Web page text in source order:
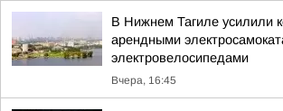
В Нижнем Тагиле усилили
арендными
электровелосипедами
Вчера, 16:45